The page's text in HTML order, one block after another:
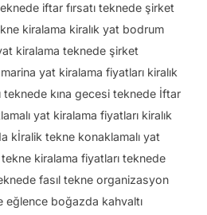
iftar fırsatı teknede şirket
kiralama kiralık yat bodrum
kiralama teknede şirket
yat kiralama fiyatları kiralık
teknede kına gecesi teknede İftar
yat kiralama fiyatları kiralık
kİralik tekne konaklamalı yat
kiralama fiyatları teknede
fasıl tekne organizasyon
eğlence boğazda kahvaltı